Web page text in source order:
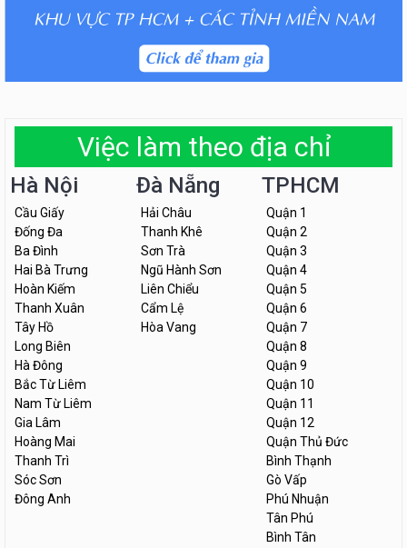
Việc làm theo địa chỉ
Hà Nội
Cầu Giấy
Đống Đa
Ba Đình
Hai Bà Trưng
Hoàn Kiếm
Thanh Xuân
Tây Hồ
Long Biên
Hà Đông
Bắc Từ Liêm
Nam Từ Liêm
Gia Lâm
Hoàng Mai
Thanh Trì
Sóc Sơn
Đông Anh
Đà Nẵng
Hải Châu
Thanh Khê
Sơn Trà
Ngũ Hành Sơn
Liên Chiểu
Cẩm Lệ
Hòa Vang
TPHCM
Quận 1
Quận 2
Quận 3
Quận 4
Quận 5
Quận 6
Quận 7
Quận 8
Quận 9
Quận 10
Quận 11
Quận 12
Quận Thủ Đức
Bình Thạnh
Gò Vấp
Phú Nhuận
Tân Phú
Bình Tân